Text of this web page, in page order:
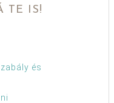
TE IS!
és